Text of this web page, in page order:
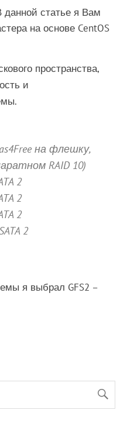
данной статье я Вам
на основе CentOS
пространства,
и
на флешку,
RAID 10)
2
2
2
2
я выбрал GFS2 –